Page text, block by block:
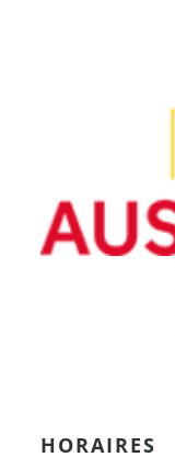
HORAIRES